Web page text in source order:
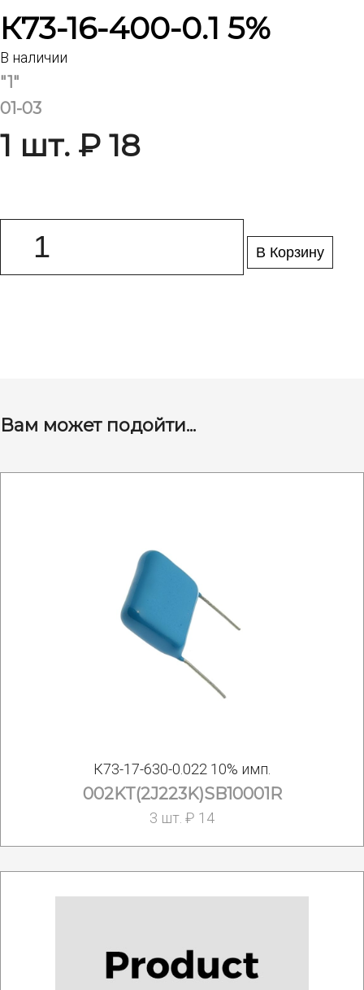
К73-16-400-0.1 5%
В наличии
"1"
01-03
1 шт. ₽ 18
В Корзину
Вам может подойти...
К73-17-630-0.022 10% имп.
002KT(2J223K)SB10001R
3 шт. ₽ 14